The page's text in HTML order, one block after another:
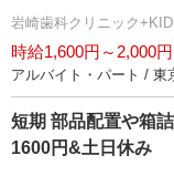
崎歯科クリニック
時給1,600円～2,000円
アルバイト・パート / 東
短期 部品配置や箱
1600円&土日休み